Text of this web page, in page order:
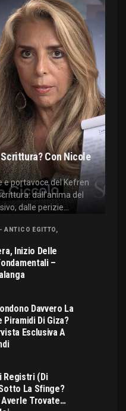
Con Nicole
e portavoce del Kefren
dall'anima del
dalle perizie...
ANTICO EGITTO,
Inizio Delle
–
Davvero La
Piramidi Di Giza?
Esclusiva A
Registri (di
La Sfinge?
Averle Trovate…